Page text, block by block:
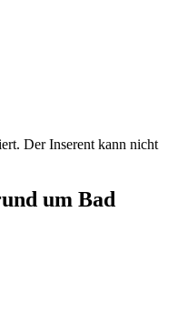
Der Inserent kann nicht
um Bad